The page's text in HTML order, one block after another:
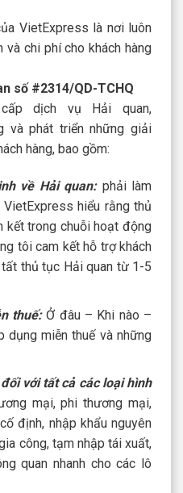
VietExpress là nơi luôn
chi phí cho khách hàng
số #2314/QD-TCHQ
dịch vụ Hải quan,
và phát triển những giải
hàng, bao gồm:
về Hải quan: phải làm
hiểu rằng thủ
kết trong chuỗi hoạt động
tôi cam kết hỗ trợ khách
thủ tục Hải quan từ 1-5
thuế:Ở đâu – Khi nào –
dụng miễn thuế và những
với tất cả các loại hình
mại, phi thương mại,
định, nhập khẩu nguyên
công, tạm nhập tái xuất,
quan nhanh cho các lô